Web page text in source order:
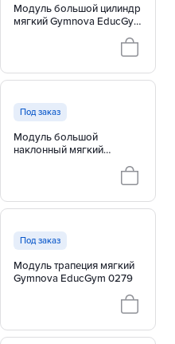
Модуль большой цилиндр
мягкий Gymnova EducGym
Под заказ
Модуль большой
наклонный мягкий
Gymnova EducGym 0270
Под заказ
Модуль трапеция мягкий
Gymnova EducGym 0279